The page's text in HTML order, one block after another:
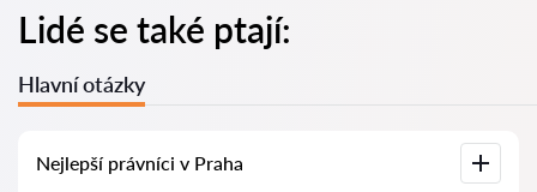
Lidé se také ptají:
Hlavní otázky
Nejlepší právníci v Praha